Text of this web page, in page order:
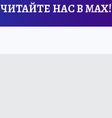
ЧИТАЙТЕ НАС В МАХ!